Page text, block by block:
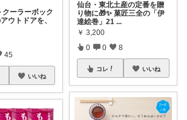
ーラーボック
ウトドアを、
45
いいね
仙台・東北土産の定番を贈
り物に🎁✨ 菓匠三全の「伊
達絵巻」21 ...
￥ 3,200
0 0 8
コレ いいね